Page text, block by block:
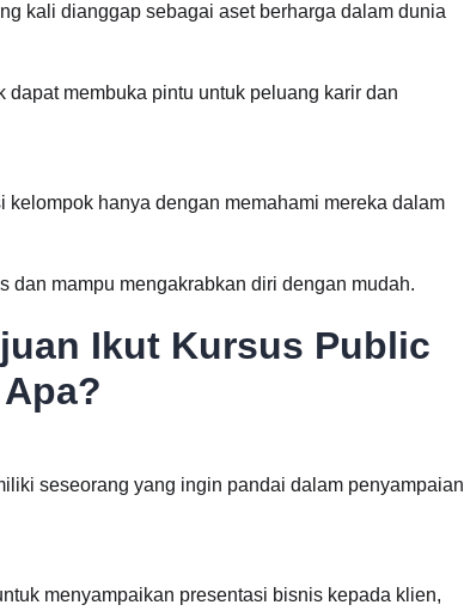
kali dianggap sebagai aset berharga dalam dunia
membuka pintu untuk peluang karir dan
hanya dengan memahami mereka dalam
dan mampu mengakrabkan diri dengan mudah.
Ikut Kursus Public
seseorang yang ingin pandai dalam penyampaian
menyampaikan presentasi bisnis kepada klien,